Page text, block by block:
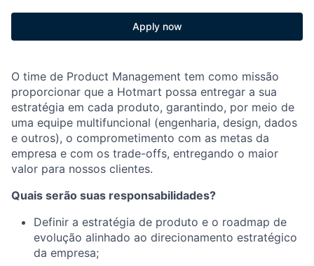
Apply now
O time de Product Management tem como missão
proporcionar que a Hotmart possa entregar a sua
estratégia em cada produto, garantindo, por meio de
uma equipe multifuncional (engenharia, design, dados
e outros), o comprometimento com as metas da
empresa e com os trade-offs, entregando o maior
valor para nossos clientes.
Quais serão suas responsabilidades?
Definir a estratégia de produto e o roadmap de
evolução alinhado ao direcionamento estratégico
da empresa;